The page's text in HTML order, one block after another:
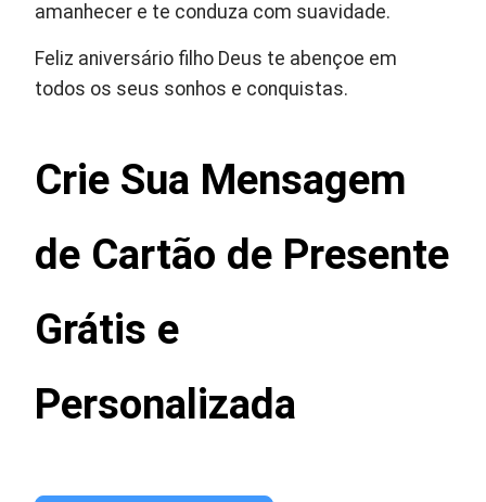
amanhecer e te conduza com suavidade.
Feliz aniversário filho Deus te abençoe em
todos os seus sonhos e conquistas.
Crie Sua Mensagem
de Cartão de Presente
Grátis e
Personalizada